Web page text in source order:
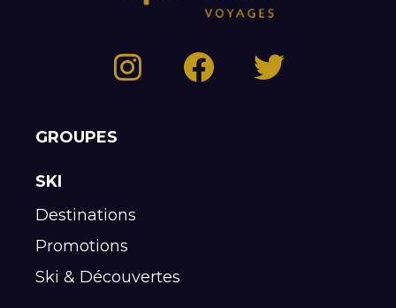
GROUPES
SKI
Destinations
Promotions
Ski & Découvertes